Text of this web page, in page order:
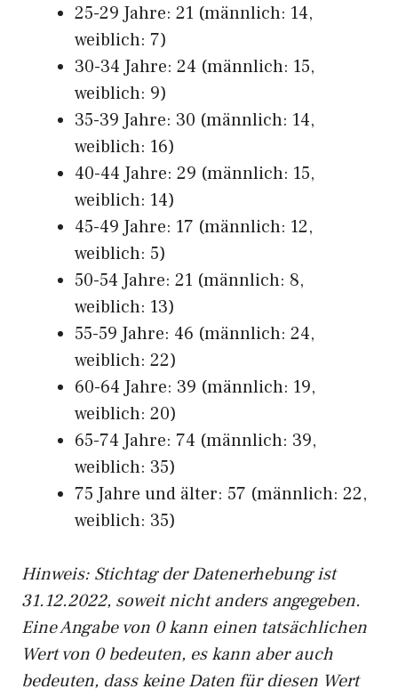
25-29 Jahre: 21 (männlich: 14,
weiblich: 7)
30-34 Jahre: 24 (männlich: 15,
weiblich: 9)
35-39 Jahre: 30 (männlich: 14,
weiblich: 16)
40-44 Jahre: 29 (männlich: 15,
weiblich: 14)
45-49 Jahre: 17 (männlich: 12,
weiblich: 5)
50-54 Jahre: 21 (männlich: 8,
weiblich: 13)
55-59 Jahre: 46 (männlich: 24,
weiblich: 22)
60-64 Jahre: 39 (männlich: 19,
weiblich: 20)
65-74 Jahre: 74 (männlich: 39,
weiblich: 35)
75 Jahre und älter: 57 (männlich: 22,
weiblich: 35)
Hinweis: Stichtag der Datenerhebung ist
31.12.2022, soweit nicht anders angegeben.
Eine Angabe von 0 kann einen tatsächlichen
Wert von 0 bedeuten, es kann aber auch
bedeuten, dass keine Daten für diesen Wert